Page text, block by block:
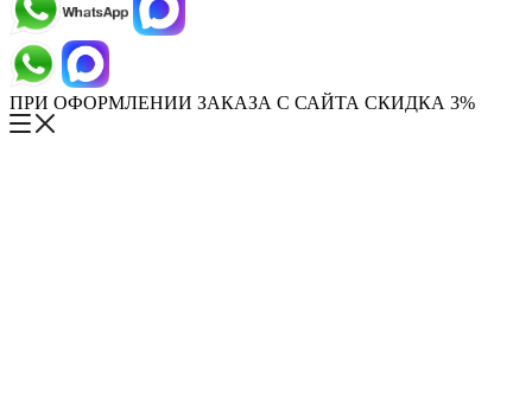
ПРИ ОФОРМЛЕНИИ ЗАКАЗА С САЙТА СКИДКА 3%